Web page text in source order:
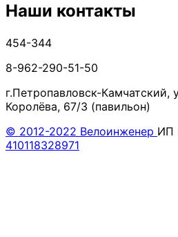
Наши контакты
454-344
8-962-290-51-50
г.Петропавловск-Камчатский,
Королёва, 67/3 (павильон)
© 2012-2022 Велоинженер ИП
410118328971